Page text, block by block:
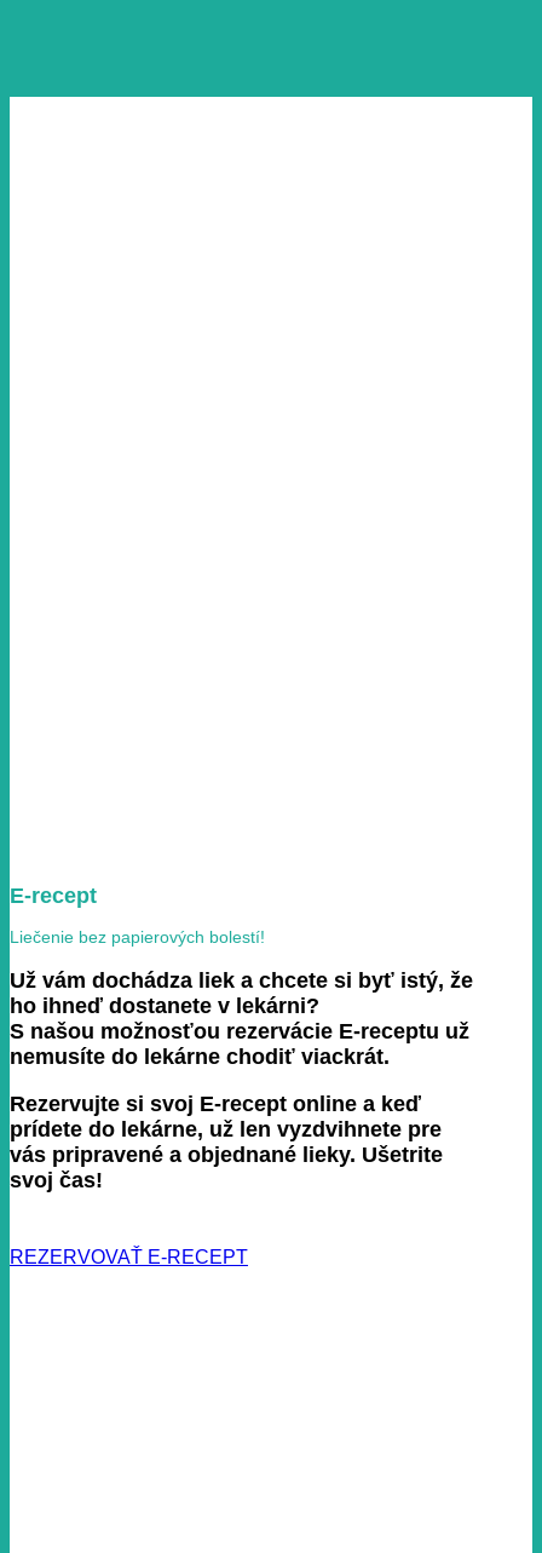
E-recept
Liečenie bez papierových bolestí!
Už vám dochádza liek a chcete si byť istý, že
ho ihneď dostanete v lekárni?
S našou možnosťou rezervácie E-receptu už
nemusíte do lekárne chodiť viackrát.
Rezervujte si svoj E-recept online a keď
prídete do lekárne, už len vyzdvihnete pre
vás pripravené a objednané lieky. Ušetrite
svoj čas!
REZERVOVAŤ E-RECEPT